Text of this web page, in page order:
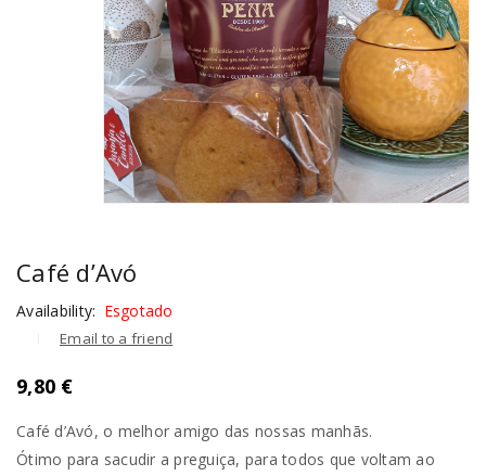
Café d’Avó
Availability: Esgotado
Email to a friend
9,80 €
Café d’Avó, o melhor amigo das nossas manhãs.
Ótimo para sacudir a preguiça, para todos que voltam ao